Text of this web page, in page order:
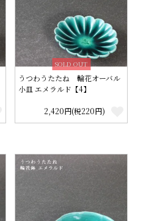
SOLD OUT
うつわうたたね 輪花オーバル
小皿 エメラルド【4】
2,420円(税220円)